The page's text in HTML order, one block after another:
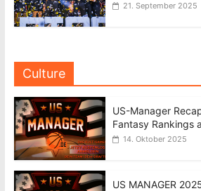
21. September 2025
Culture
US-Manager
Fantasy Rankings
14. Oktober 2025
US MANAGER